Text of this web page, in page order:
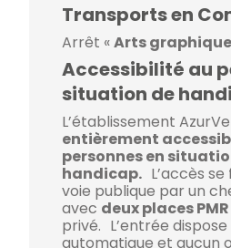
Transports en
Arrêt «Arts
Accessibilité au
situation de
L’établissement
entièrement
personnes en
handicap. L’accès
voie publique par un
avec deux places PMR
privé. L’entrée
automatique et aucun